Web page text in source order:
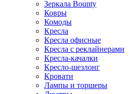
Зеркала Bounty
Ковры
Комоды
Кресла
Кресла офисные
Кресла с реклайнерами
Кресла-качалки
Кресло-шезлонг
Кровати
Лампы и торшеры